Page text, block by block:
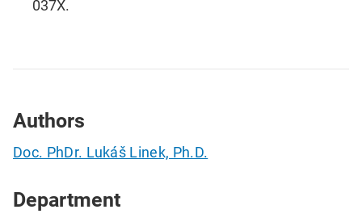
037X.
Authors
Doc. PhDr. Lukáš Linek, Ph.D.
Department